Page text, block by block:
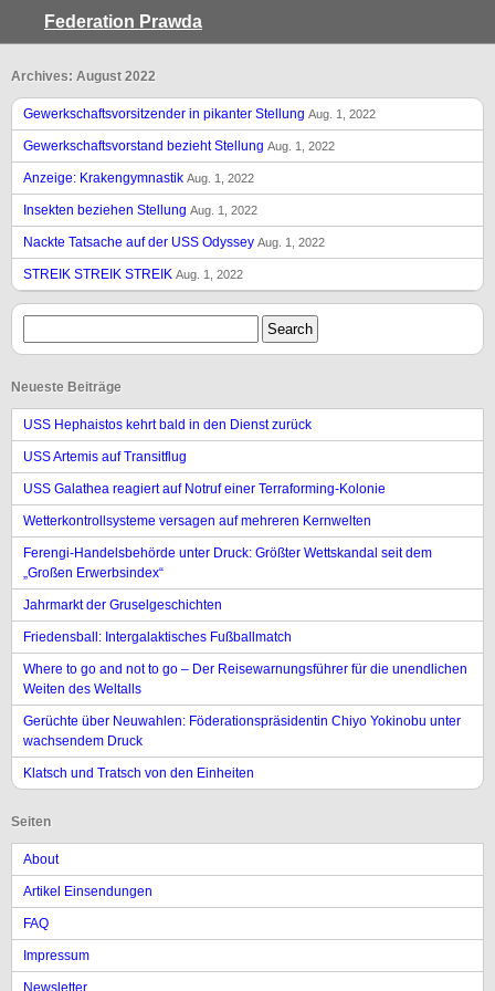
Federation Prawda
Archives: August 2022
Gewerkschaftsvorsitzender in pikanter Stellung Aug. 1, 2022
Gewerkschaftsvorstand bezieht Stellung Aug. 1, 2022
Anzeige: Krakengymnastik Aug. 1, 2022
Insekten beziehen Stellung Aug. 1, 2022
Nackte Tatsache auf der USS Odyssey Aug. 1, 2022
STREIK STREIK STREIK Aug. 1, 2022
Neueste Beiträge
USS Hephaistos kehrt bald in den Dienst zurück
USS Artemis auf Transitflug
USS Galathea reagiert auf Notruf einer Terraforming-Kolonie
Wetterkontrollsysteme versagen auf mehreren Kernwelten
Ferengi-Handelsbehörde unter Druck: Größter Wettskandal seit dem
„Großen Erwerbsindex“
Jahrmarkt der Gruselgeschichten
Friedensball: Intergalaktisches Fußballmatch
Where to go and not to go – Der Reisewarnungsführer für die unendlichen
Weiten des Weltalls
Gerüchte über Neuwahlen: Föderationspräsidentin Chiyo Yokinobu unter
wachsendem Druck
Klatsch und Tratsch von den Einheiten
Seiten
About
Artikel Einsendungen
FAQ
Impressum
Newsletter